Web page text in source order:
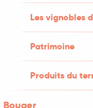
Les vignobles
Patrimoine
Produits du
Bouger